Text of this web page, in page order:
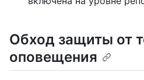
Обход защиты от
оповещения